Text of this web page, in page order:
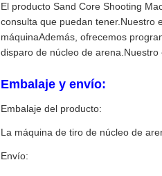
El producto Sand Core Shooting
consulta que puedan tener.Nuestro
máquinaAdemás, ofrecemos
disparo de núcleo de
Embalaje y envío:
Embalaje del producto:
La máquina de tiro de núcleo de
Envío: